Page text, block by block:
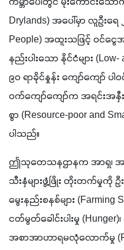
Drylands) အပေါ်မှာ လူဦးရ
People) အထူးသဖြင့် ဝင်
နည်းပါးသော နိုင်ငံများ
၉၀ ရာခိုင်နှုန်း ကျော်ကျော်
ဝက်ကျော်ကျော်က အရင်းအ
စွာ (Resource-poor and
ပါသည်။
ဤသုတေသနဌာနက အာရှ၊ အ
သီးနှံများဖွံ့ဖြိုး တိုးတက်မှုကို
မွေးနည်းစနစ်များ (Farming
ငတ်မွတ်ခေါင်းပါးမှု (Hunger)
အစာအာဟာရမလုံလောက်မှု